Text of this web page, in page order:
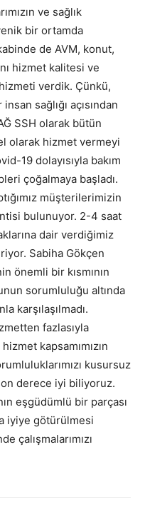
ve sağlık
bir ortamda
de AVM, konut,
hizmet kalitesi ve
verdik. Çünkü,
sağlığı açısından
SSH olarak bütün
olarak hizmet vermeyi
19 dolayısıyla bakım
çoğalmaya başladı.
müşterilerimizin
bulunuyor. 2-4 saat
dair verdiğimiz
Sabiha Gökçen
önemli bir kısmının
sorumluluğu altında
karşılaşılmadı.
fazlasıyla
kapsamımızın
kusursuz
derece iyi biliyoruz.
eşgüdümlü bir parçası
iyiye götürülmesi
çalışmalarımızı